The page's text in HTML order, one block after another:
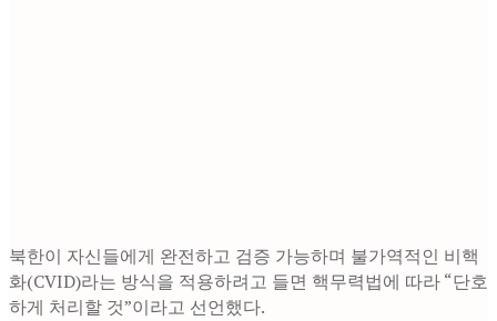
북한이 자신들에게 완전하고 검증 가능하며 불가역적인 비핵
화(CVID)라는 방식을 적용하려고 들면 핵무력법에 따라 “단호
하게 처리할 것”이라고 선언했다.